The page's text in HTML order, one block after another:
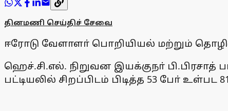
தினமணி செய்திச் சேவை
ஈரோடு வேளாளா் பொறியியல் மற்றும்
ஹெச்.சி.எல். நிறுவன இயக்குநா்
பட்டியலில் சிறப்பிடம் பிடித்த 53 போ்